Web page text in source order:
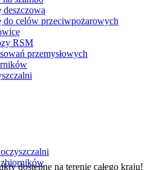
celów przeciwpożarowych
RSM
przemysłowych
dostępne na terenie całego kraju!